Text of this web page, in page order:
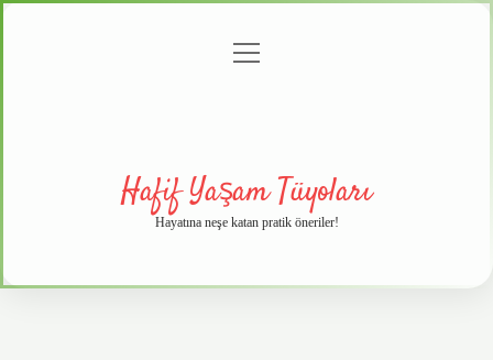
menüyü
Hafif Yaşam Tüyoları
Hayatına neşe katan pratik öneriler!